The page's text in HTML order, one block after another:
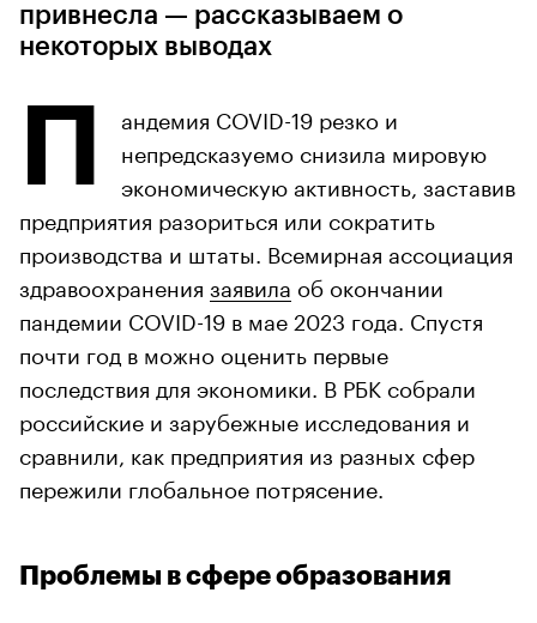
привнесла — рассказываем о
некоторых выводах
П
андемия COVID-19 резко и
непредсказуемо снизила мировую
экономическую активность, заставив
предприятия разориться или сократить
производства и штаты. Всемирная ассоциация
здравоохранения заявила об окончании
пандемии COVID-19 в мае 2023 года. Спустя
почти год в можно оценить первые
последствия для экономики. В РБК собрали
российские и зарубежные исследования и
сравнили, как предприятия из разных сфер
пережили глобальное потрясение.
Проблемы в сфере образования